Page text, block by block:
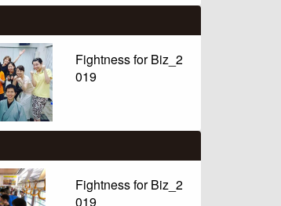
Fightness for Biz_2
019
Fightness for Biz_2
019